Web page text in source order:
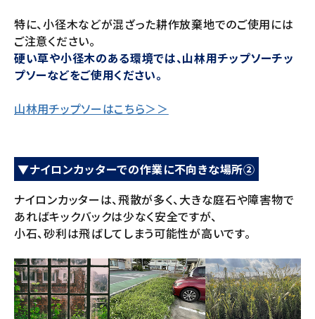
特に、小径木などが混ざった耕作放棄地でのご使用には
ご注意ください。
硬い草や小径木のある環境では、山林用チップソーチッ
プソーなどをご使用ください。
山林用チップソーはこちら＞＞
▼ナイロンカッターでの作業に不向きな場所②
ナイロンカッターは、飛散が多く、大きな庭石や障害物で
あればキックバックは少なく安全ですが、
小石、砂利は飛ばしてしまう可能性が高いです。